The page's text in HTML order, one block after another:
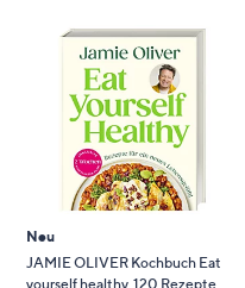
Neu
JAMIE OLIVER Kochbuch Eat
yourself healthy, 120 Rezepte